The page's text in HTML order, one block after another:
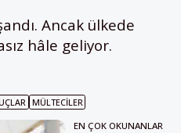
Ancak ülkede
hâle geliyor.
MÜLTECILER
EN ÇOK OKUNANLAR